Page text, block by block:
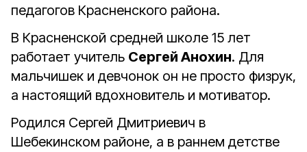
педагогов Красненского района.
В Красненской средней школе 15 лет
работает учитель Сергей Анохин. Для
мальчишек и девчонок он не просто физрук,
а настоящий вдохновитель и мотиватор.
Родился Сергей Дмитриевич в
Шебекинском районе, а в раннем детстве